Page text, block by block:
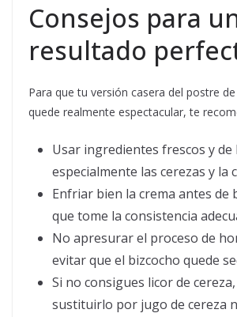
Consejos para
resultado
Para que tu versión casera del postre
quede realmente espectacular, te
Usar ingredientes frescos y de
especialmente las cerezas y la
Enfriar bien la crema antes de
que tome la consistencia
No apresurar el proceso de
evitar que el bizcocho quede
Si no consigues licor de
sustituirlo por jugo de cereza